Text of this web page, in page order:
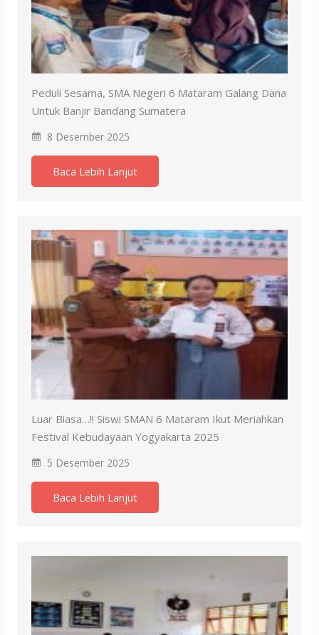
Peduli Sesama, SMA Negeri 6 Mataram Galang Dana
Untuk Banjir Bandang Sumatera
8 Desember 2025
Baca Lebih Lanjut
Luar Biasa…!! Siswi SMAN 6 Mataram Ikut Meriahkan
Festival Kebudayaan Yogyakarta 2025
5 Desember 2025
Baca Lebih Lanjut